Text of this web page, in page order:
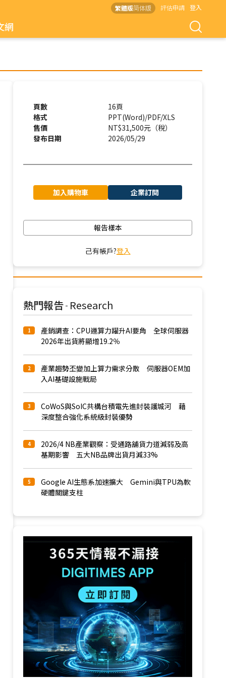
繁體版简体版 評估申請 登入
網
頁數
16頁
格式
PPT(Word)/PDF/XLS
售價
NT$31,500元（稅）
發布日期
2026/05/29
加入購物車 企業訂閱
報告樣本
己有帳戶?登入
熱門報告 - Research
1
產銷調查：CPU運算力躍升AI要角 全球伺服器
2026年出貨將顯增19.2％
2
產業趨勢丕變加上算力需求分散 伺服器OEM加
入AI基礎設施戰局
3
CoWoS與SoIC共構台積電先進封裝護城河 藉
深度整合強化系統級封裝優勢
4
2026/4 NB產業觀察：受通路舖貨力道減弱及高
基期影響 五大NB品牌出貨月減33%
5
Google AI生態系加速擴大 Gemini與TPU為軟
硬體關鍵支柱